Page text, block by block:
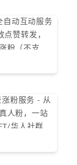
自动互动服务
点赞转发，
粉（不支持
粉服务 - 从
人粉，一站
华人社群需
测试）